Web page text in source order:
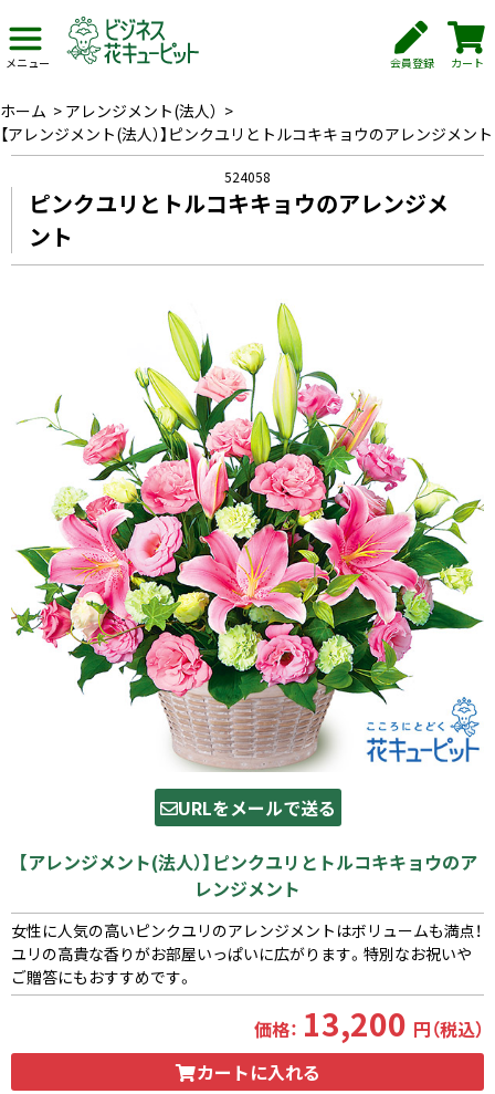
メニュー 会員登録 カート
ホーム > アレンジメント(法人） >
【アレンジメント(法人）】ピンクユリとトルコキキョウのアレンジメント
524058
ピンクユリとトルコキキョウのアレンジメ
ント
URLをメールで送る
【アレンジメント(法人）】ピンクユリとトルコキキョウのア
レンジメント
女性に人気の高いピンクユリのアレンジメントはボリュームも満点！
ユリの高貴な香りがお部屋いっぱいに広がります。特別なお祝いや
ご贈答にもおすすめです。
価格： 13,200 円（税込）
カートに入れる